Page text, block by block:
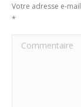
Votre adresse e-
*
Commentaire